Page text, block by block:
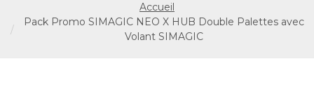
Accueil
Pack Promo SIMAGIC NEO X HUB Double Palettes avec
Volant SIMAGIC